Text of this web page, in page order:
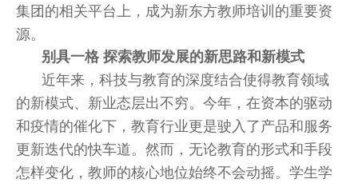
集团的相关平台上，成为新东方教师培训的重要资
源。
别具一格 探索教师发展的新思路和新模式
近年来，科技与教育的深度结合使得教育领域
的新模式、新业态层出不穷。今年，在资本的驱动
和疫情的催化下，教育行业更是驶入了产品和服务
更新迭代的快车道。然而，无论教育的形式和手段
怎样变化，教师的核心地位始终不会动摇。学生学